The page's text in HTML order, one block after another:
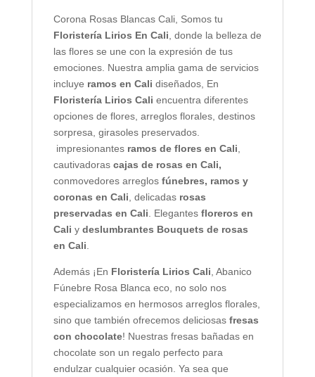
Corona Rosas Blancas Cali, Somos tu
Floristería Lirios En Cali, donde la belleza de
las flores se une con la expresión de tus
emociones. Nuestra amplia gama de servicios
incluye ramos en Cali diseñados, En
Floristería Lirios Cali encuentra diferentes
opciones de flores, arreglos florales, destinos
sorpresa, girasoles preservados.
impresionantes ramos de flores en Cali,
cautivadoras cajas de rosas en Cali,
conmovedores arreglos fúnebres, ramos y
coronas en Cali, delicadas rosas
preservadas en Cali. Elegantes floreros en
Cali y deslumbrantes Bouquets de rosas
en Cali.
Además ¡En Floristería Lirios Cali, Abanico
Fúnebre Rosa Blanca eco, no solo nos
especializamos en hermosos arreglos florales,
sino que también ofrecemos deliciosas fresas
con chocolate! Nuestras fresas bañadas en
chocolate son un regalo perfecto para
endulzar cualquier ocasión. Ya sea que